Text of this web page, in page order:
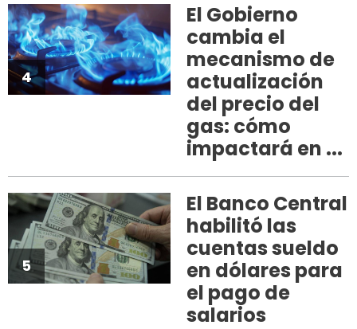
4
El Gobierno
cambia el
mecanismo de
actualización
del precio del
gas: cómo
impactará en ...
5
El Banco Central
habilitó las
cuentas sueldo
en dólares para
el pago de
salarios